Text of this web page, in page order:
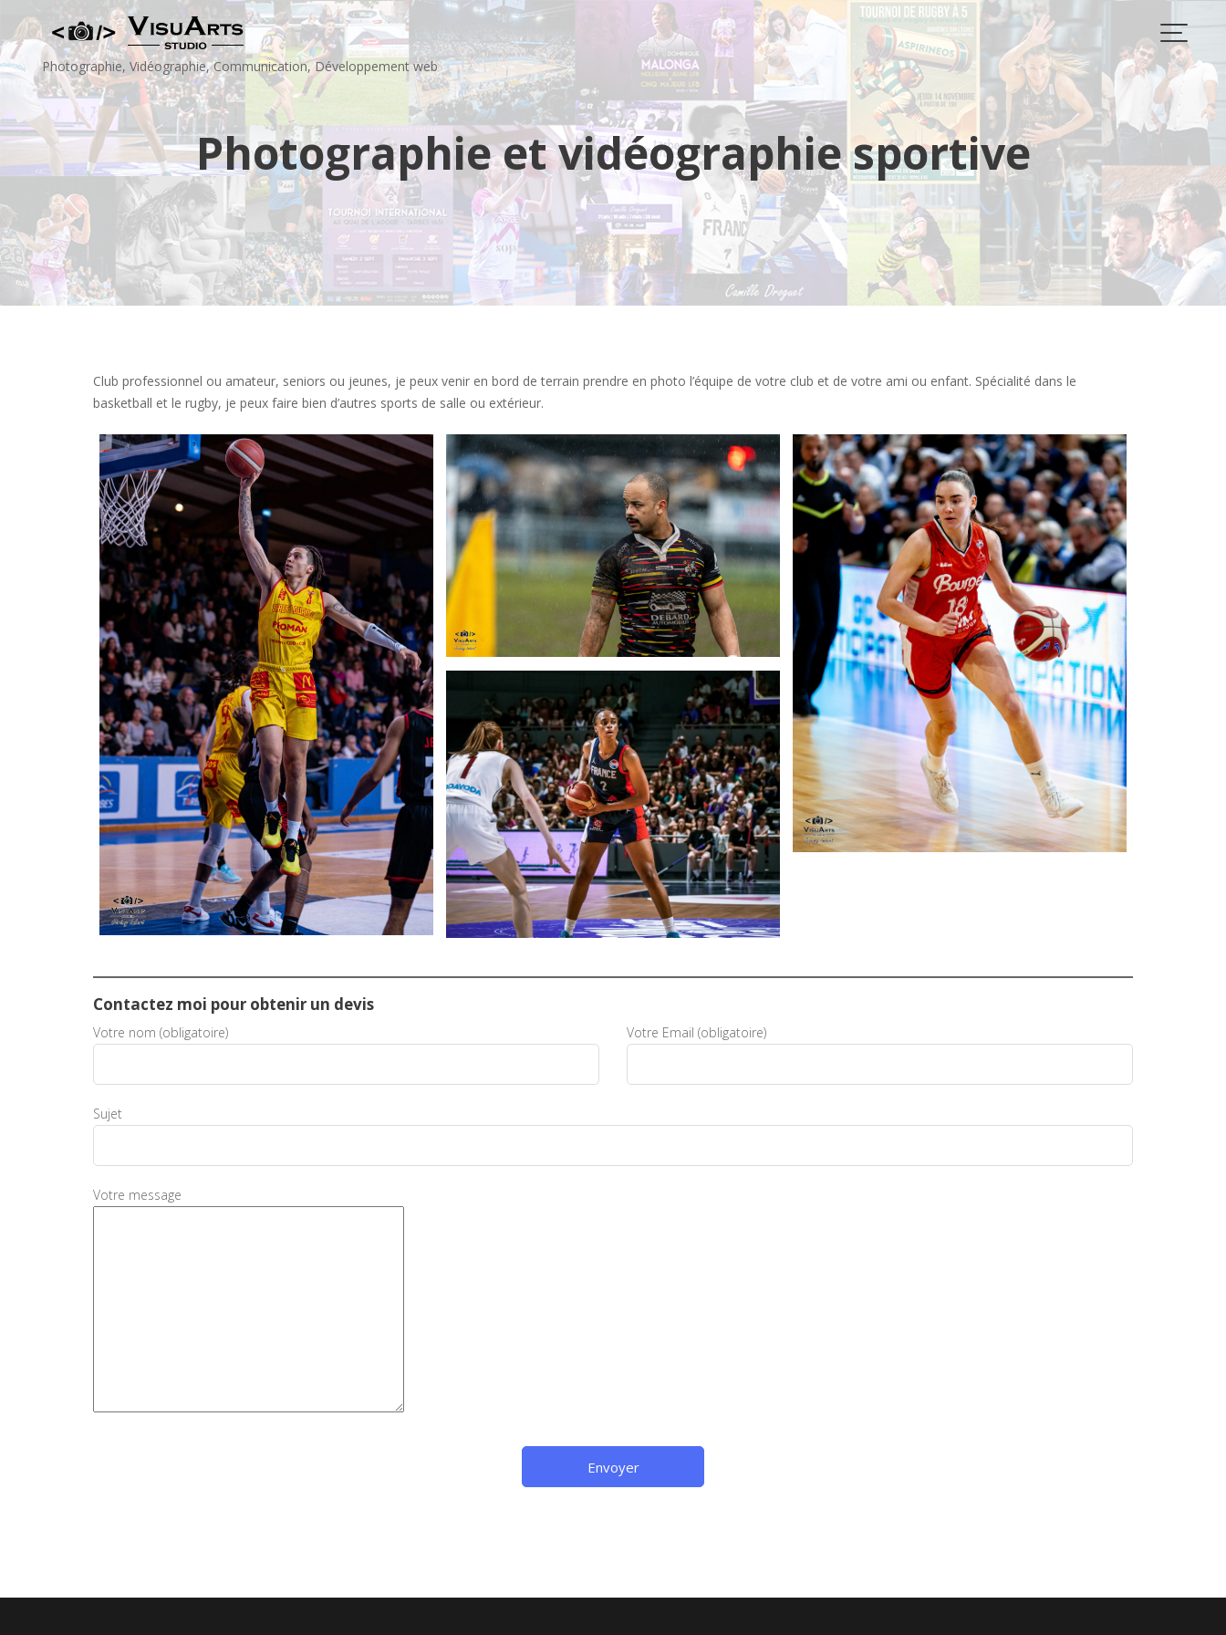
content
Photographie, Vidéographie, Communication, Développement web
Photographie et vidéographie sportive
Club professionnel ou amateur, seniors ou jeunes, je peux venir en bord de terrain prendre en photo l’équipe de votre club et de votre ami ou enfant. Spécialité dans le
basketball et le rugby, je peux faire bien d’autres sports de salle ou extérieur.
Contactez moi pour obtenir un devis
Votre nom (obligatoire) Votre Email (obligatoire)
Sujet
Votre message